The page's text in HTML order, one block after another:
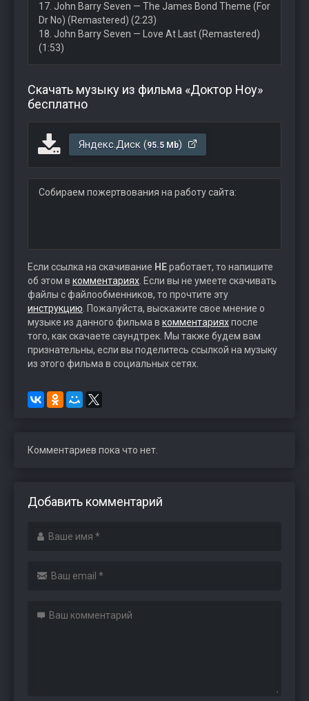
17. John Barry Seven — The James Bond Theme (For
Dr No) (Remastered) (2:23)
18. John Barry Seven — Love At Last (Remastered)
(1:53)
Скачать музыку из фильма «Доктор Ноу»
бесплатно
Яндекс.Диск (95.5 Mb)
Собираем пожертвования на работу сайта:
Если ссылка на скачивание НЕработает, то напишите
об этом в комментариях . Если вы не умеете скачивать
файлы с файлообменников, то прочтите эту
инструкцию . Пожалуйста, выскажите свое мнение о
музыке из данного фильма в комментарияхпосле
того, как скачаете саундтрек. Мы также будем вам
признательны, если вы поделитесь ссылкой на музыку
из этого фильма в социальных сетях.
Комментариев пока что нет.
Добавить комментарий